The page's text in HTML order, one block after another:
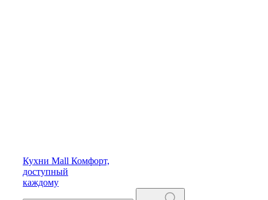
Кухни Mall Комфорт,
доступный
каждому